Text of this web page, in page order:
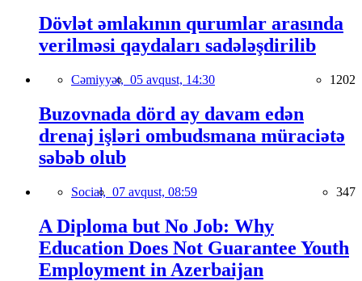
Dövlət əmlakının qurumlar arasında
verilməsi qaydaları sadələşdirilib
Cəmiyyət, 05 avqust, 14:30 1202
Buzovnada dörd ay davam edən
drenaj işləri ombudsmana müraciətə
səbəb olub
Social, 07 avqust, 08:59 347
A Diploma but No Job: Why
Education Does Not Guarantee Youth
Employment in Azerbaijan